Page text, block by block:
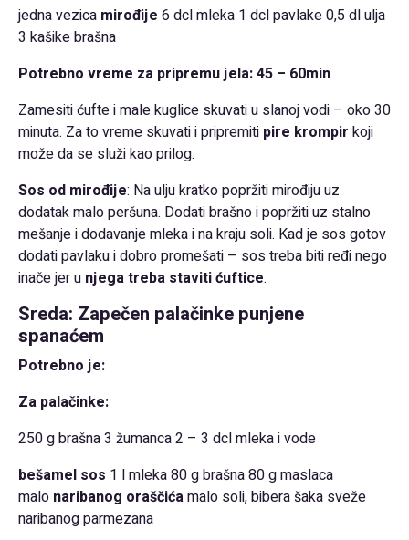
jedna vezica mirođije 6 dcl mleka 1 dcl pavlake 0,5 dl ulja
3 kašike brašna
Potrebno vreme za pripremu jela: 45 – 60min
Zamesiti ćufte i male kuglice skuvati u slanoj vodi – oko 30
minuta. Za to vreme skuvati i pripremiti pire krompir koji
može da se služi kao prilog.
Sos od mirođije: Na ulju kratko popržiti mirođiju uz
dodatak malo peršuna. Dodati brašno i popržiti uz stalno
mešanje i dodavanje mleka i na kraju soli. Kad je sos gotov
dodati pavlaku i dobro promešati – sos treba biti ređi nego
inače jer u njega treba staviti ćuftice.
Sreda: Zapečen palačinke punjene
spanaćem
Potrebno je:
Za palačinke:
250 g brašna 3 žumanca 2 – 3 dcl mleka i vode
bešamel sos 1 l mleka 80 g brašna 80 g maslaca
malo naribanog oraščićamalo soli, bibera šaka sveže
naribanog parmezana